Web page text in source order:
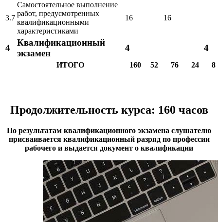
3.7
Самостоятельное выполнение
работ, предусмотренных
квалификационными
характеристиками
16 16
4
Квалификационный
экзамен
4 4
ИТОГО 160 52 76 24 8
Продолжительность курса: 160 часов
По результатам квалификационного экзамена слушателю
присваивается квалификационный разряд по профессии
рабочего и выдается документ о квалификации